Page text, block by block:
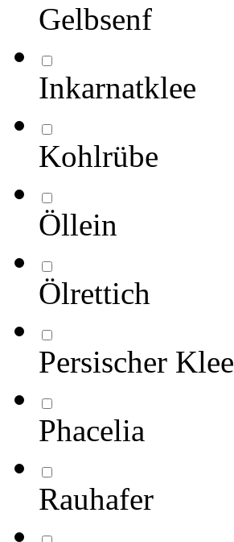
Gelbsenf
Inkarnatklee
Kohlrübe
Öllein
Ölrettich
Persischer Klee
Phacelia
Rauhafer